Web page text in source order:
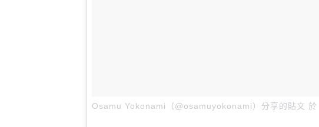
Osamu Yokonami（@osamuyokonami）分享的貼文 於